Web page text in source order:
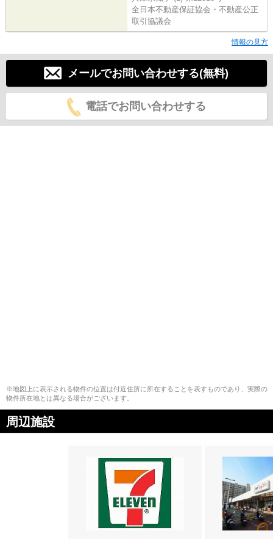
全日本不動産保証協会・不動産公正
取引協議会
情報の見方
メールでお問い合わせする(無料)
電話でお問い合わせする
※地図上に表示される物件の位置は付近住所に所在することを表すものであり、実際の
物件所在地とは異なる場合がございます。
周辺施設